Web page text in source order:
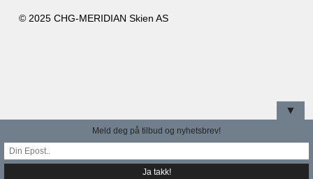
© 2025 CHG-MERIDIAN Skien AS
▼
Meld deg på tilbud og nyhetsbrev!